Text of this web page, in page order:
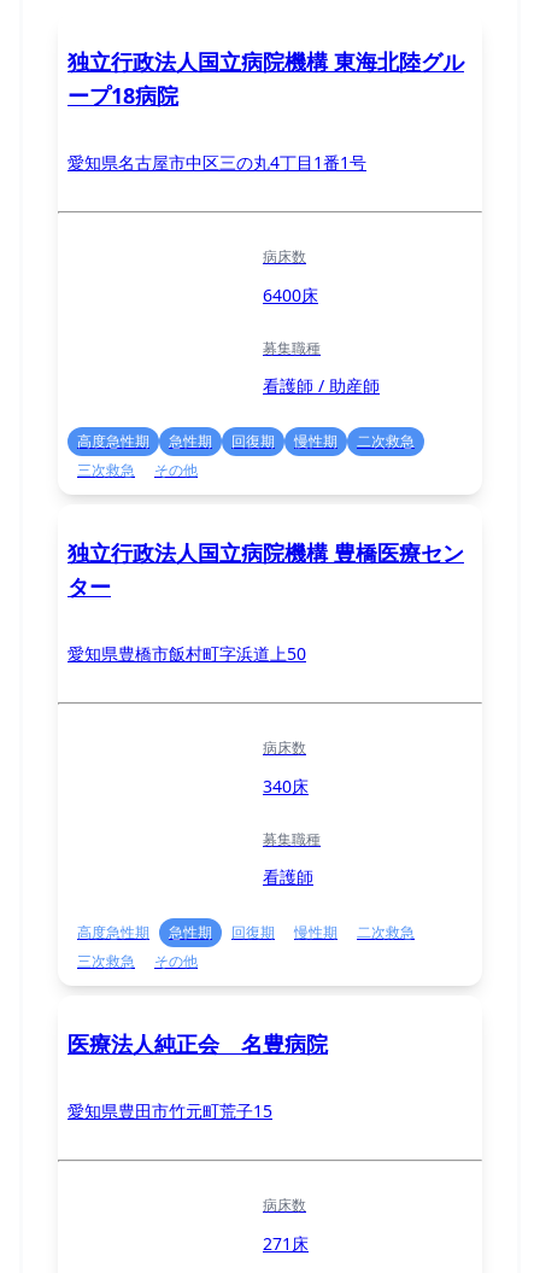
独立行政法人国立病院機構 東海北陸グル
ープ18病院
愛知県名古屋市中区三の丸4丁目1番1号
病床数
6400床
募集職種
看護師 / 助産師
高度急性期 急性期 回復期 慢性期
二次救急
三次救急
その他
独立行政法人国立病院機構 豊橋医療セン
ター
愛知県豊橋市飯村町字浜道上50
病床数
340床
募集職種
看護師
高度急性期 急性期 回復期 慢性期
二次救急
三次救急
その他
医療法人純正会 名豊病院
愛知県豊田市竹元町荒子15
病床数
271床